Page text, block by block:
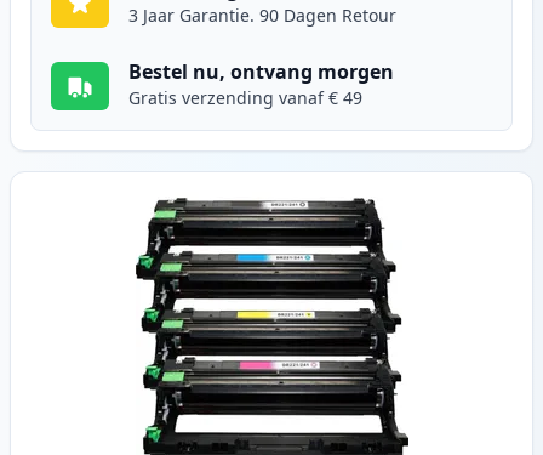
3 Jaar Garantie. 90 Dagen Retour
Bestel nu, ontvang morgen
Gratis verzending vanaf € 49